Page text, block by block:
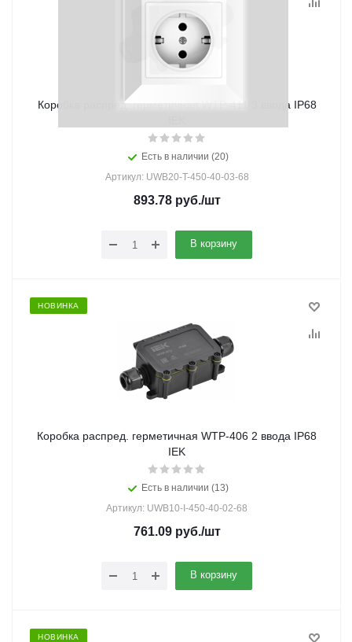
Коробка распред. герметичная WTP-411 3 ввода IP68
Есть в наличии (20)
Артикул: UWB20-T-450-40-03-68
893.78руб./шт
В корзину
НОВИНКА
Коробка распред. герметичная WTP-406 2 ввода IP68
IEK
Есть в наличии (13)
Артикул: UWB10-I-450-40-02-68
761.09руб./шт
В корзину
НОВИНКА